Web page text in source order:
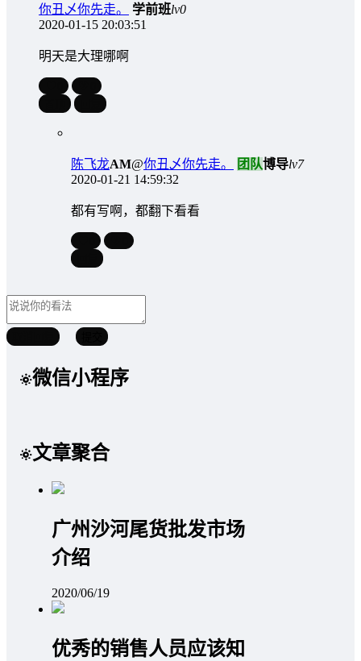
你丑乄你先走。 学前班lv0
2020-01-15 20:03:51
明天是大理哪啊
陈飞龙AM@你丑乄你先走。 团队博导lv7
2020-01-21 14:59:32
都有写啊，都翻下看看
微信小程序
文章聚合
广州沙河尾货批发市场
介绍
2020/06/19
优秀的销售人员应该知